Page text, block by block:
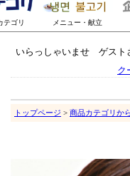
いらっしゃいませ ゲスト
ク
トップページ > 商品カテゴリか